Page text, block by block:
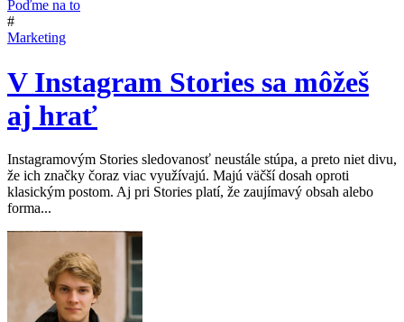
Poďme na to
#
Marketing
V Instagram Stories sa môžeš
aj hrať
Instagramovým Stories sledovanosť neustále stúpa, a preto niet divu,
že ich značky čoraz viac využívajú. Majú väčší dosah oproti
klasickým postom. Aj pri Stories platí, že zaujímavý obsah alebo
forma...